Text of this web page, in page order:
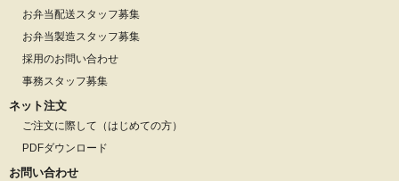
お弁当配送スタッフ募集
お弁当製造スタッフ募集
採用のお問い合わせ
事務スタッフ募集
ネット注文
ご注文に際して（はじめての方）
PDFダウンロード
お問い合わせ